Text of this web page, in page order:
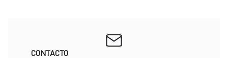
CONTACTO